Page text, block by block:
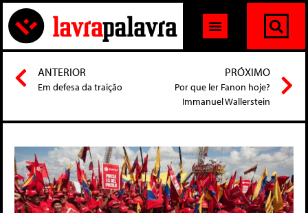
ANTERIOR
Em defesa da traição
PRÓXIMO
Por que ler Fanon hoje?
Immanuel Wallerstein